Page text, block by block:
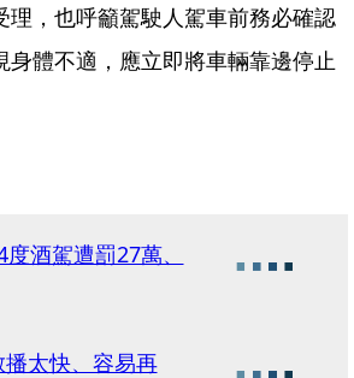
，也呼籲駕駛人駕車前務必確認
體不適，應立即將車輛靠邊停止
酒駕遭罰27萬、
太快、容易再